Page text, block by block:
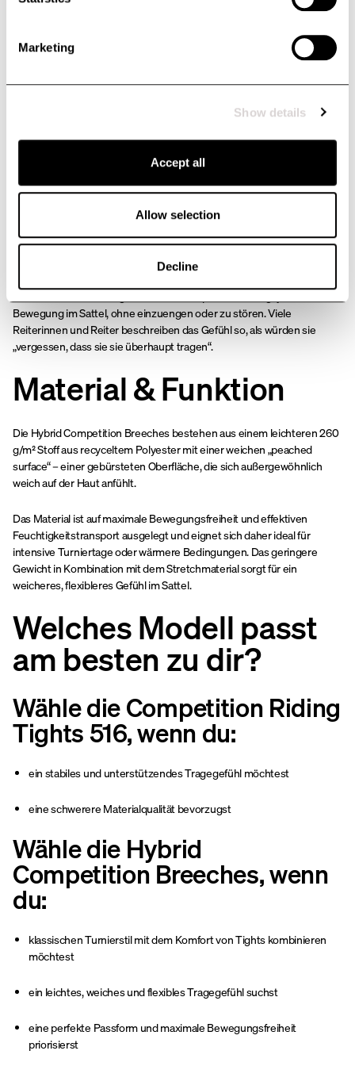
Marketing
Show details
Accept all
Allow selection
Decline
Was sie wirklich voneinander unterscheidet, ist die Passform. Das
Bewegung im Sattel, ohne einzuengen oder zu stören. Viele
Reiterinnen und Reiter beschreiben das Gefühl so, als würden sie
„vergessen, dass sie sie überhaupt tragen“.
Material & Funktion
Die Hybrid Competition Breeches bestehen aus einem leichteren 260
g/m² Stoff aus recyceltem Polyester mit einer weichen „peached
surface“ – einer gebürsteten Oberfläche, die sich außergewöhnlich
weich auf der Haut anfühlt.
Das Material ist auf maximale Bewegungsfreiheit und effektiven
Feuchtigkeitstransport ausgelegt und eignet sich daher ideal für
intensive Turniertage oder wärmere Bedingungen. Das geringere
Gewicht in Kombination mit dem Stretchmaterial sorgt für ein
weicheres, flexibleres Gefühl im Sattel.
Welches Modell passt
am besten zu dir?
Wähle die Competition Riding
Tights 516, wenn du:
ein stabiles und unterstützendes Tragegefühl möchtest
eine schwerere Materialqualität bevorzugst
Wähle die Hybrid
Competition Breeches, wenn
du:
klassischen Turnierstil mit dem Komfort von Tights kombinieren
möchtest
ein leichtes, weiches und flexibles Tragegefühl suchst
eine perfekte Passform und maximale Bewegungsfreiheit
priorisierst